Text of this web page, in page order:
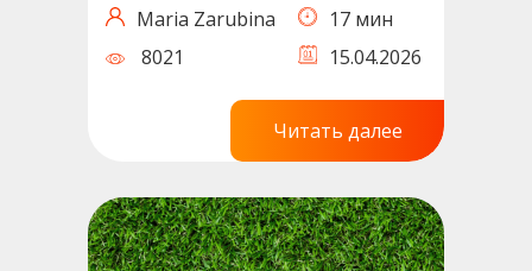
Maria Zarubina
17 мин
8021
15.04.2026
Читать далее